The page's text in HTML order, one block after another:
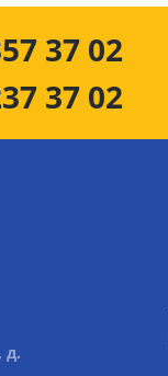
37 02
37 02
д.